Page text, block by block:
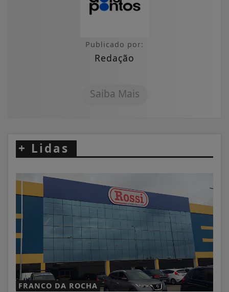
Publicado por:
Redação
Saiba Mais
+ Lidas
FRANCO DA ROCHA